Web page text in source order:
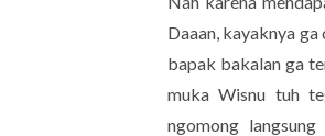
Daaan, kayaknya
bapak bakalan ga
muka Wisnu tuh
ngomong